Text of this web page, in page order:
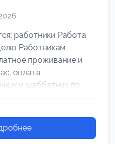
работники Работа
Работникам
проживание и
оплата
и шаббатних по